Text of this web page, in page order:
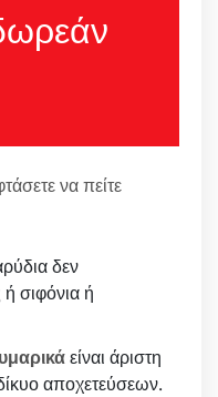
να πείτε
δεν
ή σιφόνια ή
είναι άριστη
αποχετεύσεων.